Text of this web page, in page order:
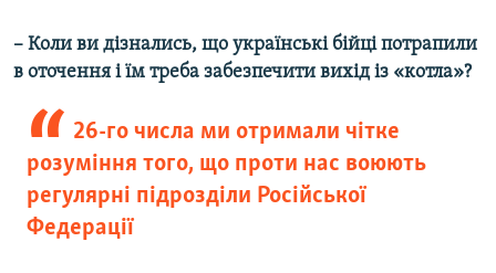
– Коли ви дізнались, що українські бійці потрапили
в оточення і їм треба забезпечити вихід із «котла»?
26-го числа ми отримали чітке
розуміння того, що проти нас воюють
регулярні підрозділи Російської
Федерації